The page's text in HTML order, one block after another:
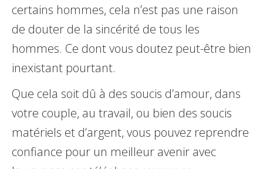
certains hommes, cela n’est pas une raison
de douter de la sincérité de tous les
hommes. Ce dont vous doutez peut-être bien
inexistant pourtant.
Que cela soit dû à des soucis d’amour, dans
votre couple, au travail, ou bien des soucis
matériels et d’argent, vous pouvez reprendre
confiance pour un meilleur avenir avec